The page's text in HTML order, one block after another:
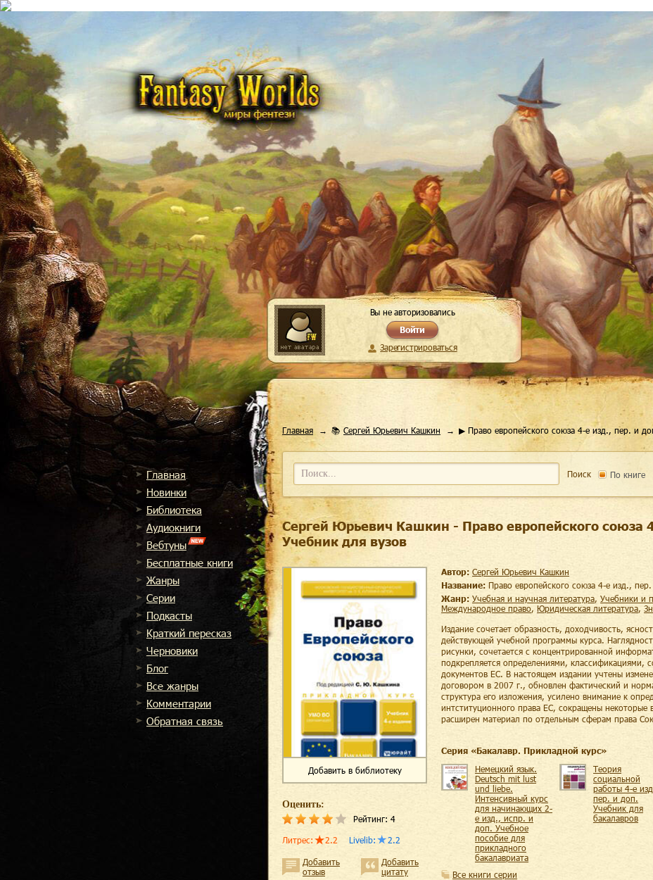
Вы не авторизовались
Войти
Зарегистрироваться
Главная
Новинки
Библиотека
Аудиокниги
Вебтуны
Бесплатные книги
Жанры
Cерии
Подкасты
Краткий пересказ
Черновики
Блог
Все жанры
Комментарии
Обратная связь
Главная 📚 Сергей Юрьевич Кашкин ▶ Право европейского союза 4-е изд., пер. и
Поиск По книге
Сергей Юрьевич Кашкин - Право европейского союза
Учебник для вузов
Добавить в библиотеку
Оценить:
Рейтинг: 4
Литрес: 2.2 Livelib: 2.2
Добавить
отзыв
Добавить
цитату
Автор: Сергей Юрьевич Кашкин
Название: Право европейского союза 4-е изд.,
Жанр:
учебная и научная литература, учебники и
международное право, юридическая литература,
Издание сочетает образность, доходчивость,
действующей учебной программы курса.
рисунки, сочетается с концентрированной
подкрепляется определениями, классификациями,
документов ЕС. В настоящем издании учтены
договором в 2007 г., обновлен фактический и
структура его изложения, усилено внимание к
интституционного права ЕС, сокращены некоторые
расширен материал по отдельным сферам права
Cерия «Бакалавр. Прикладной курс»
Немецкий язык.
Deutsch mit lust
und liebe.
Интенсивный курс
для начинающих 2-
е изд., испр. и
доп. Учебное
пособие для
прикладного
бакалавриата
Теория
социальной
работы 4-е
пер. и доп.
Учебник для
бакалавров
Все книги серии